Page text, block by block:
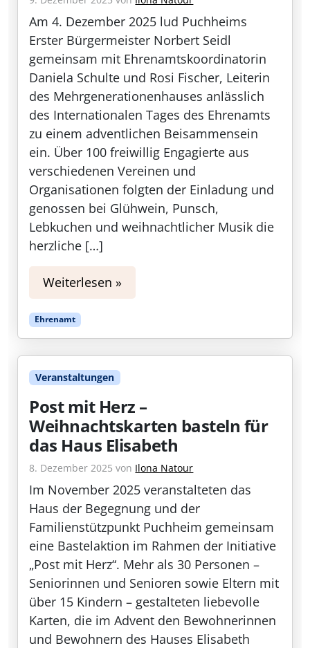
Am 4. Dezember 2025 lud Puchheims
Erster Bürgermeister Norbert Seidl
gemeinsam mit Ehrenamtskoordinatorin
Daniela Schulte und Rosi Fischer, Leiterin
des Mehrgenerationenhauses anlässlich
des Internationalen Tages des Ehrenamts
zu einem adventlichen Beisammensein
ein. Über 100 freiwillig Engagierte aus
verschiedenen Vereinen und
Organisationen folgten der Einladung und
genossen bei Glühwein, Punsch,
Lebkuchen und weihnachtlicher Musik die
herzliche […]
Weiterlesen »
Ehrenamt
Veranstaltungen
Post mit Herz –
Weihnachtskarten basteln für
das Haus Elisabeth
8. Dezember 2025 von Ilona Natour
Im November 2025 veranstalteten das
Haus der Begegnung und der
Familienstützpunkt Puchheim gemeinsam
eine Bastelaktion im Rahmen der Initiative
„Post mit Herz“. Mehr als 30 Personen –
Seniorinnen und Senioren sowie Eltern mit
über 15 Kindern – gestalteten liebevolle
Karten, die im Advent den Bewohnerinnen
und Bewohnern des Hauses Elisabeth